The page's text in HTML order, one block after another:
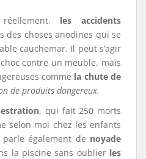
les accidents
des choses anodines qui se
cauchemar. Il peut s’agir
contre un meuble, mais
comme la chute de
de produits dangereux.
, qui fait 250 morts
selon moi chez les enfants
également de noyade
la piscine sans oublier les